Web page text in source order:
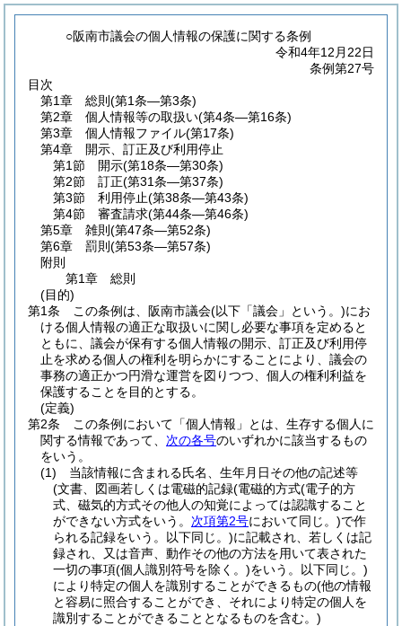
○阪南市議会の個人情報の保護に関する条例
令和4年12月22日
条例第27号
目次
第1章
総則 (第1条―第3条)
第2章
個人情報等の取扱い(第4条―第16条)
第3章
個人情報ファイル(第17条)
第4章
開示、訂正及び利用停止
第1節
開示(第18条―第30条)
第2節
訂正(第31条―第37条)
第3節
利用停止(第38条―第43条)
第4節
審査請求(第44条―第46条)
第5章
雑則 (第47条―第52条)
第6章
罰則 (第53条―第57条)
附則
第1章
総則
(目的)
第1条
この条例は、阪南市議会(以下「議会」という。)にお
ける個人情報の適正な取扱いに関し必要な事項を定めると
ともに、議会が保有する個人情報の開示、訂正及び利用停
止を求める個人の権利を明らかにすることにより、議会の
事務の適正かつ円滑な運営を図りつつ、個人の権利利益を
保護することを目的とする。
(定義)
第2条
この条例において「個人情報」とは、生存する個人に
関する情報であって、 次の各号のいずれかに該当するもの
をいう。
(1)
当該情報に含まれる氏名、生年月日その他の記述等
(文書、図画若しくは電磁的記録(電磁的方式(電子的方
式、磁気的方式その他人の知覚によっては認識すること
ができない方式をいう。 次項第2号において同じ。)で作
られる記録をいう。以下同じ。)に記載され、若しくは記
録され、又は音声、動作その他の方法を用いて表された
一切の事項(個人識別符号を除く。)をいう。以下同じ。)
により特定の個人を識別することができるもの(他の情報
と容易に照合することができ、それにより特定の個人を
識別することができることとなるものを含む。)